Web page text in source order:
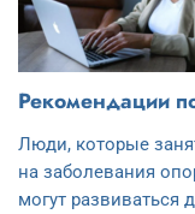
Рекомендации
Люди, которые
на заболевания
могут развиваться